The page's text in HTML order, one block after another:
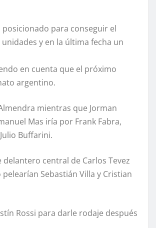
posicionado para conseguir el
y en la última fecha un
en cuenta que el próximo
argentino.
mientras que Jorman
Mas iría por Frank Fabra,
Buffarini.
central de Carlos Tevez
Sebastián Villa y Cristian
Rossi para darle rodaje después